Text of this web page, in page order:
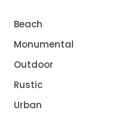
Beach
Monumental
Outdoor
Rustic
Urban